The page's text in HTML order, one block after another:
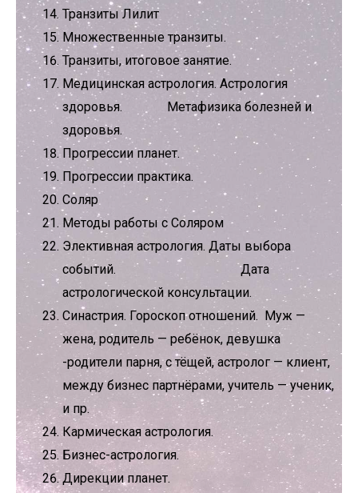
Транзиты Лилит
Множественные транзиты.
Транзиты, итоговое занятие.
Медицинская астрология. Астрология
здоровья. Метафизика болезней и
здоровья.
Прогрессии планет.
Прогрессии практика.
Соляр
Методы работы с Соляром
Элективная астрология. Даты выбора
событий. Дата
астрологической консультации.
Синастрия. Гороскоп отношений. Муж —
жена, родитель — ребёнок, девушка
-родители парня, с тёщей, астролог — клиент,
между бизнес партнёрами, учитель — ученик,
и пр.
Кармическая астрология.
Бизнес-астрология.
Дирекции планет.